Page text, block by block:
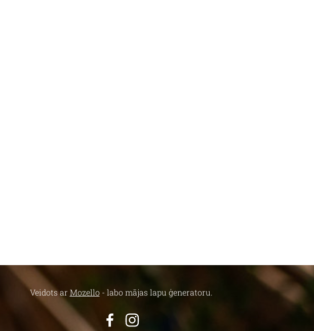
Veidots ar Mozello- labo mājas lapu ģeneratoru.